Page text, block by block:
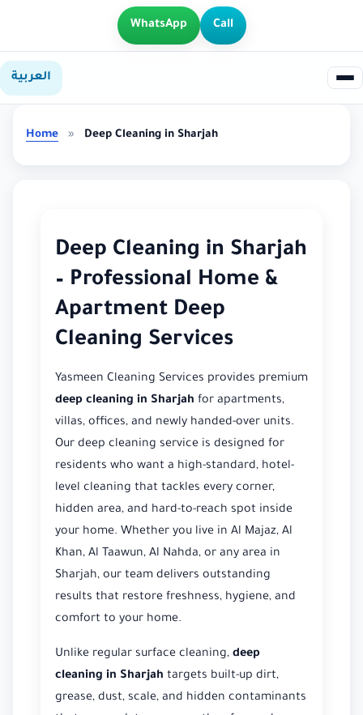
WhatsApp Call
العربية
Home » Deep Cleaning in Sharjah
Deep Cleaning in Sharjah
– Professional Home &
Apartment Deep
Cleaning Services
Yasmeen Cleaning Services provides premium
deep cleaning in Sharjah for apartments,
villas, offices, and newly handed-over units.
Our deep cleaning service is designed for
residents who want a high-standard, hotel-
level cleaning that tackles every corner,
hidden area, and hard-to-reach spot inside
your home. Whether you live in Al Majaz, Al
Khan, Al Taawun, Al Nahda, or any area in
Sharjah, our team delivers outstanding
results that restore freshness, hygiene, and
comfort to your home.
Unlike regular surface cleaning, deep
cleaning in Sharjah targets built-up dirt,
grease, dust, scale, and hidden contaminants